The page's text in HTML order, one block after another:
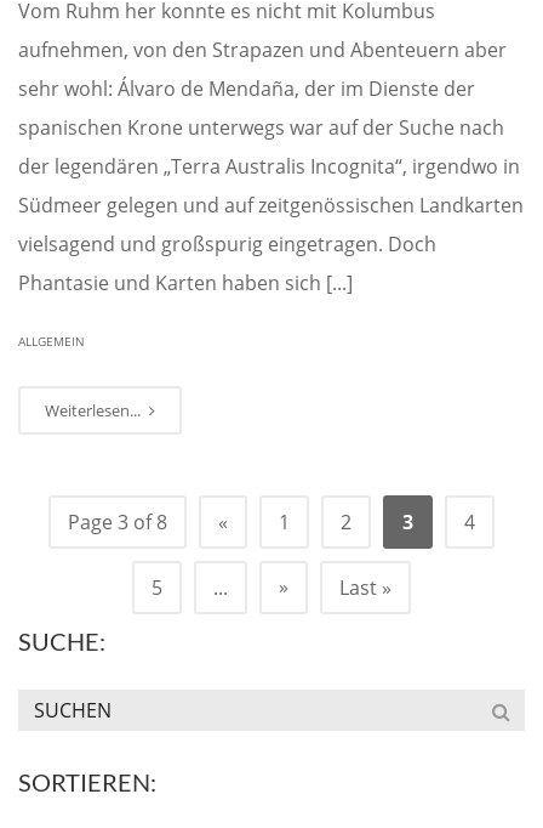
Vom Ruhm her konnte es nicht mit Kolumbus
aufnehmen, von den Strapazen und Abenteuern aber
sehr wohl: Álvaro de Mendaña, der im Dienste der
spanischen Krone unterwegs war auf der Suche nach
der legendären „Terra Australis Incognita“, irgendwo in
Südmeer gelegen und auf zeitgenössischen Landkarten
vielsagend und großspurig eingetragen. Doch
Phantasie und Karten haben sich [...]
ALLGEMEIN
Weiterlesen...
Page 3 of 8 « 1 2 3 4
5 ... » Last »
SUCHE:
SORTIEREN: